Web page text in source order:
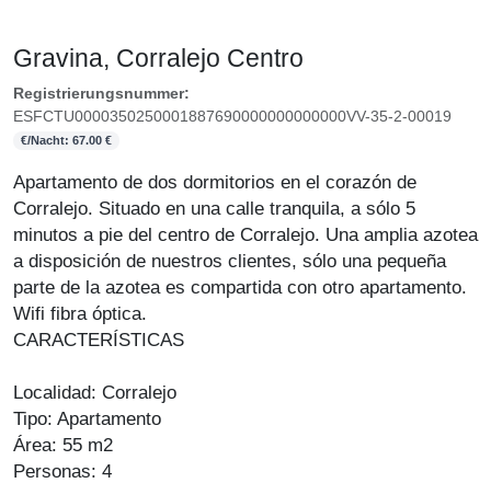
Gravina, Corralejo Centro
Registrierungsnummer:
ESFCTU0000350250001887690000000000000VV-35-2-00019
€/Nacht: 67.00 €
Apartamento de dos dormitorios en el corazón de
Corralejo. Situado en una calle tranquila, a sólo 5
minutos a pie del centro de Corralejo. Una amplia azotea
a disposición de nuestros clientes, sólo una pequeña
parte de la azotea es compartida con otro apartamento.
Wifi fibra óptica.
CARACTERÍSTICAS
Localidad: Corralejo
Tipo: Apartamento
Área: 55 m2
Personas: 4